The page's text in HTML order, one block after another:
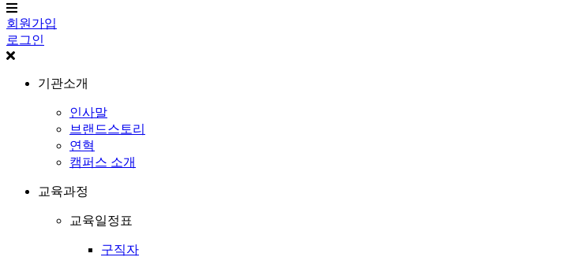
회원가입
로그인
기관소개
인사말
브랜드스토리
연혁
캠퍼스 소개
교육과정
교육일정표
구직자